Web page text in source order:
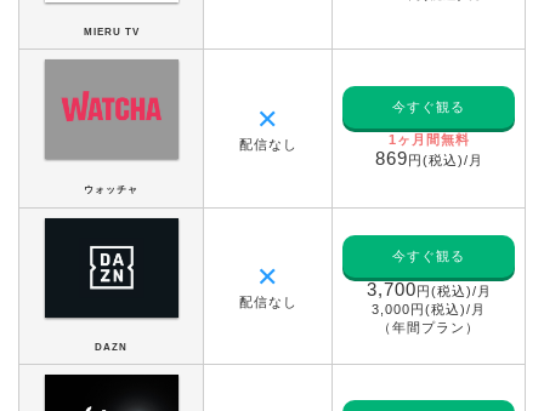
MIERU TV
ウォッチャ
✕
配信なし
今すぐ観る
1ヶ月間無料
869円(税込)/月
DAZN
✕
配信なし
今すぐ観る
3,700円(税込)/月
3,000円(税込)/月
（年間プラン）